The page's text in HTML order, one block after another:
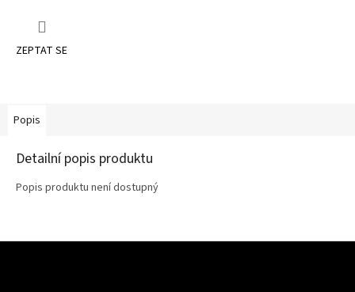
ZEPTAT SE
Popis
Detailní popis produktu
Popis produktu není dostupný
Z